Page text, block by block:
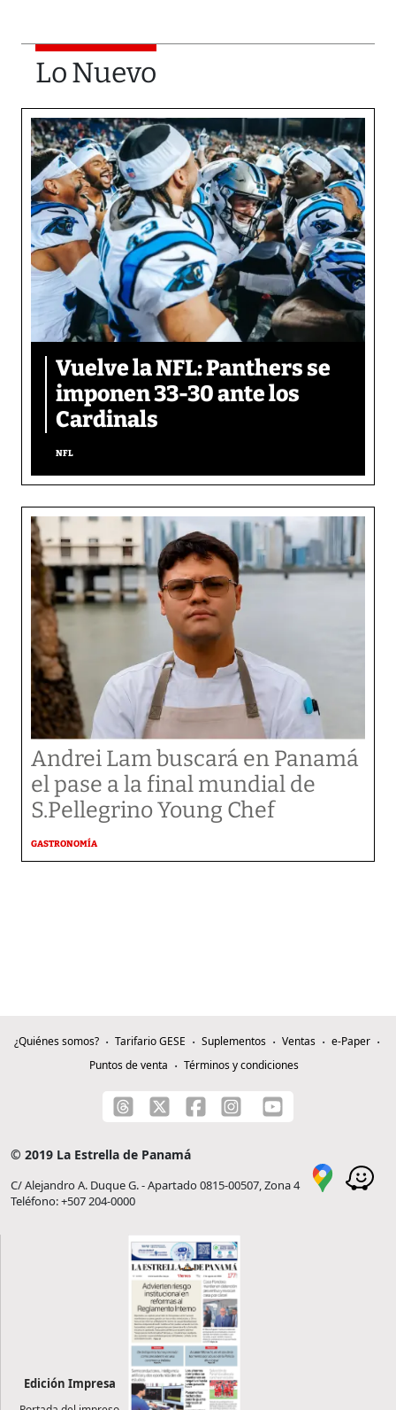
Lo Nuevo
Vuelve la NFL: Panthers se
imponen 33-30 ante los
Cardinals
NFL
Andrei Lam buscará en Panamá
el pase a la final mundial de
S.Pellegrino Young Chef
GASTRONOMÍA
¿Quiénes somos? Tarifario GESE Suplementos Ventas
e-Paper
Puntos de venta
Términos y condiciones
© 2019 La Estrella de Panamá
C/ Alejandro A. Duque G. - Apartado 0815-00507, Zona 4
Teléfono: +507 204-0000
Edición Impresa